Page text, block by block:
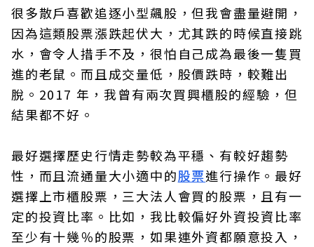
很多散戶喜歡追逐小型飆股，但我會盡量避開，
因為這類股票漲跌起伏大，尤其跌的時候直接跳
水，會令人措手不及，很怕自己成為最後一隻買
進的老鼠。而且成交量低，股價跌時，較難出
脫。2017 年，我曾有兩次買興櫃股的經驗，但
結果都不好。
最好選擇歷史行情走勢較為平穩、有較好趨勢
性，而且流通量大小適中的股票進行操作。最好
選擇上市櫃股票，三大法人會買的股票，且有一
定的投資比率。比如，我比較偏好外資投資比率
至少有十幾％的股票，如果連外資都願意投入，